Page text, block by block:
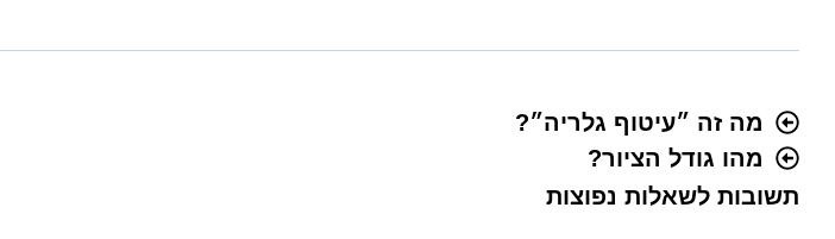
מה זה ״עיטוף גלריה״?
מהו גודל הציור?
תשובות לשאלות נפוצות